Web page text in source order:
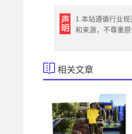
1.本站遵循行业
和来源，不尊重
相关文章